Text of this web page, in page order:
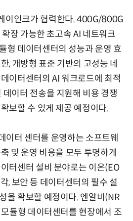
이인크가 협력한다. 400G/800G
장 가능한 초고속 AI 네트워크
형 데이터센터의 성능과 운영 효
, 개방형 표준 기반의 고성능 네
이터센터의 AI 워크로드에 최적
이터 전송을 지원해 비용 경쟁
보할 수 있게 제공 예정이다.
이터 센터를 운영하는 소프트웨
및 운영 비용을 모두 투명하게
터센터 설비 분야로는 이온(EO
, 보안 등 데이터센터의 필수 설
을 확보할 예정이다. 엔알비(NR
듈형 데이터센터를 현장에서 조